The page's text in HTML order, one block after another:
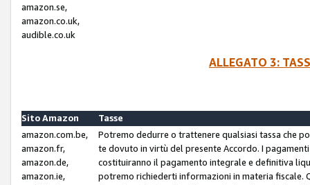
amazon.se,
amazon.co.uk,
audible.co.uk
ALLEGATO 3:
Sito Amazon
Tasse
amazon.com.be,
amazon.fr,
amazon.de,
amazon.ie,
Potremo dedurre o trattenere qualsiasi tassa che
te dovuto in virtù del presente Accordo. I
costituiranno il pagamento integrale e definitiva
potremo richiederti informazioni in materia fiscale.